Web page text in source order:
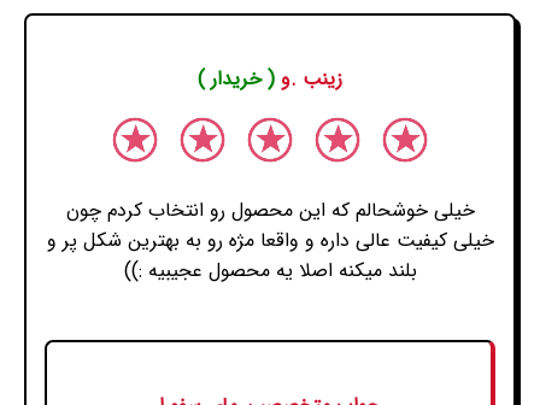
زینب .و ( خریدار )
خیلی خوشحالم که این محصول رو انتخاب کردم چون
خیلی کیفیت عالی داره و واقعا مژه رو به بهترین شکل پر و
بلند میکنه اصلا یه محصول عجیبیه :))